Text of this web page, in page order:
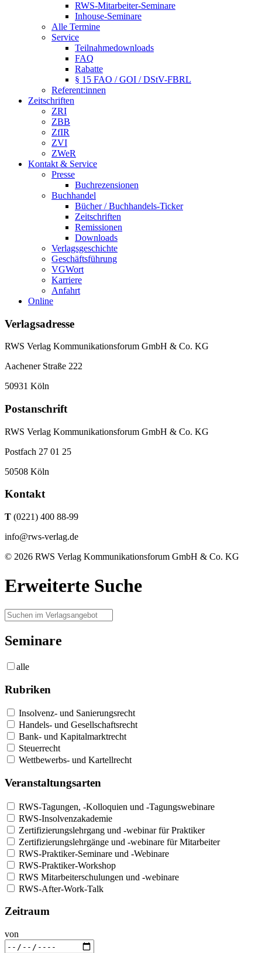
RWS-Mitarbeiter-Seminare
Inhouse-Seminare
Alle Termine
Service
Teilnahmedownloads
FAQ
Rabatte
§ 15 FAO / GOI / DStV-FBRL
Referent:innen
Zeitschriften
ZRI
ZBB
ZfIR
ZVI
ZWeR
Kontakt & Service
Presse
Buchrezensionen
Buchhandel
Bücher / Buchhandels-Ticker
Zeitschriften
Remissionen
Downloads
Verlagsgeschichte
Geschäftsführung
VGWort
Karriere
Anfahrt
Online
Verlagsadresse
RWS Verlag Kommunikationsforum GmbH & Co. KG
Aachener Straße 222
50931 Köln
Postanschrift
RWS Verlag Kommunikationsforum GmbH & Co. KG
Postfach 27 01 25
50508 Köln
Kontakt
T (0221) 400 88-99
info@rws-verlag.de
© 2026 RWS Verlag Kommunikationsforum GmbH & Co. KG
Erweiterte Suche
Seminare
alle
Rubriken
Insolvenz- und Sanierungsrecht
Handels- und Gesellschaftsrecht
Bank- und Kapitalmarktrecht
Steuerrecht
Wettbewerbs- und Kartellrecht
Veranstaltungsarten
RWS-Tagungen, -Kolloquien und -Tagungswebinare
RWS-Insolvenzakademie
Zertifizierungslehrgang und -webinar für Praktiker
Zertifizierungslehrgänge und -webinare für Mitarbeiter
RWS-Praktiker-Seminare und -Webinare
RWS-Praktiker-Workshop
RWS Mitarbeiterschulungen und -webinare
RWS-After-Work-Talk
Zeitraum
von